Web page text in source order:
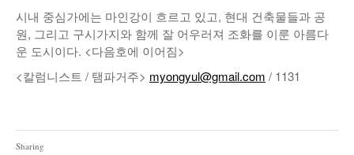
시내 중심가에는 마인강이 흐르고 있고, 현대 건축물들과 공
원, 그리고 구시가지와 함께 잘 어우러져 조화를 이룬 아름다
운 도시이다. <다음호에 이어짐>
<칼럼니스트 / 탬파거주> myongyul@gmail.com / 1131
Sharing